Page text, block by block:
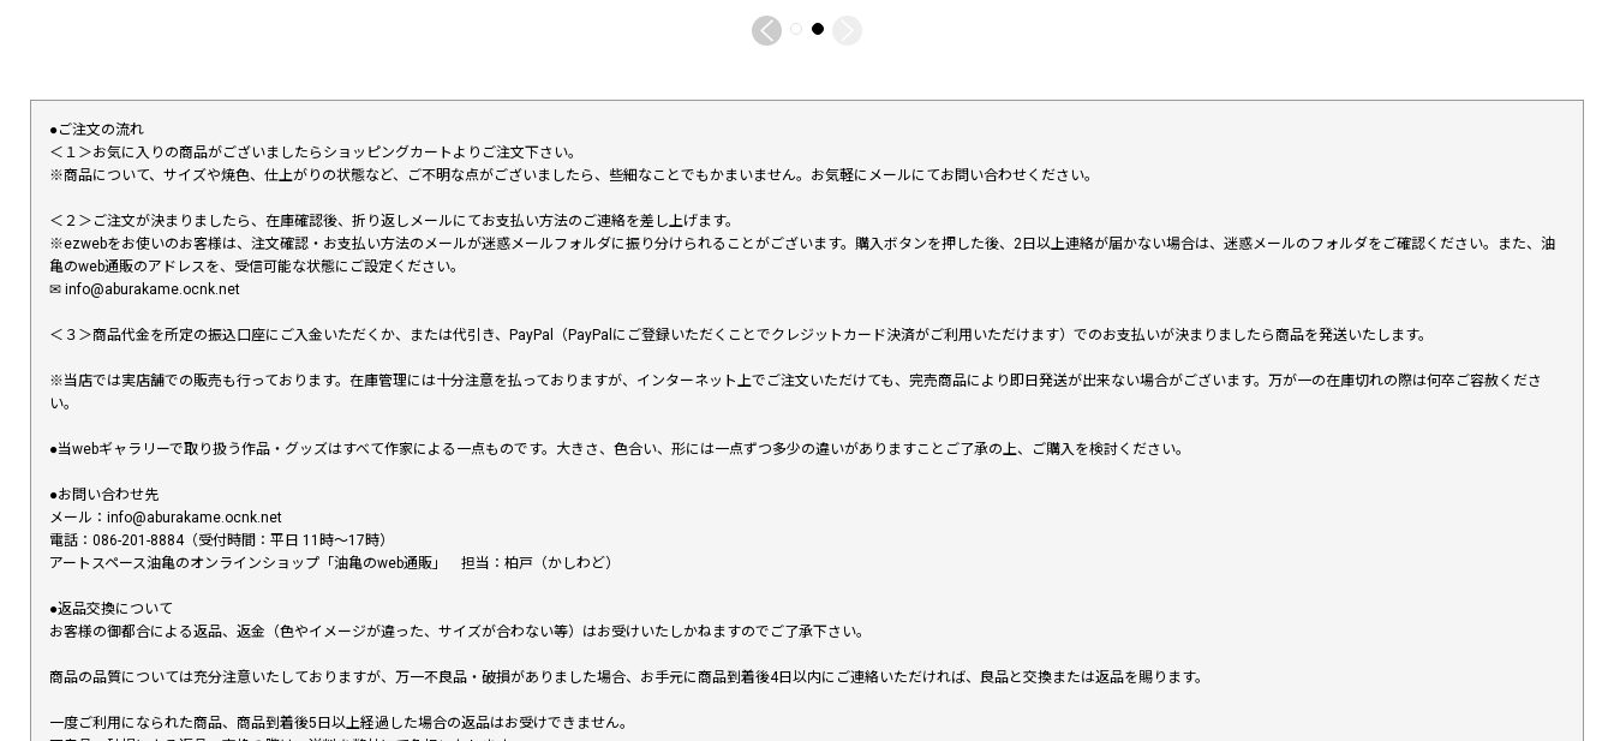
●ご注文の流れ
＜１＞お気に入りの商品がございましたらショッピングカートよりご注文下さい。
※商品について、サイズや焼色、仕上がりの状態など、ご不明な点がございましたら、些細なことでもかまいません。お気軽にメールにてお問い合わせください。
＜２＞ご注文が決まりましたら、在庫確認後、折り返しメールにてお支払い方法のご連絡を差し上げます。
※ezwebをお使いのお客様は、注文確認・お支払い方法のメールが迷惑メールフォルダに振り分けられることがございます。購入ボタンを押した後、2日以上連絡が届かない場合は、迷惑メールのフォルダをご確認ください。また、油
亀のweb通販のアドレスを、受信可能な状態にご設定ください。
✉︎ info@aburakame.ocnk.net
＜３＞商品代金を所定の振込口座にご入金いただくか、または代引き、PayPal（PayPalにご登録いただくことでクレジットカード決済がご利用いただけます）でのお支払いが決まりましたら商品を発送いたします。
※当店では実店舗での販売も行っております。在庫管理には十分注意を払っておりますが、インターネット上でご注文いただけても、完売商品により即日発送が出来ない場合がございます。万が一の在庫切れの際は何卒ご容赦くださ
い。
●当webギャラリーで取り扱う作品・グッズはすべて作家による一点ものです。大きさ、色合い、形には一点ずつ多少の違いがありますことご了承の上、ご購入を検討ください。
●お問い合わせ先
メール：info@aburakame.ocnk.net
電話：086-201-8884（受付時間：平日 11時〜17時）
アートスペース油亀のオンラインショップ「油亀のweb通販」 担当：柏戸（かしわど）
●返品交換について
お客様の御都合による返品、返金（色やイメージが違った、サイズが合わない等）はお受けいたしかねますのでご了承下さい。
商品の品質については充分注意いたしておりますが、万一不良品・破損がありました場合、お手元に商品到着後4日以内にご連絡いただければ、良品と交換または返品を賜ります。
一度ご利用になられた商品、商品到着後5日以上経過した場合の返品はお受けできません。